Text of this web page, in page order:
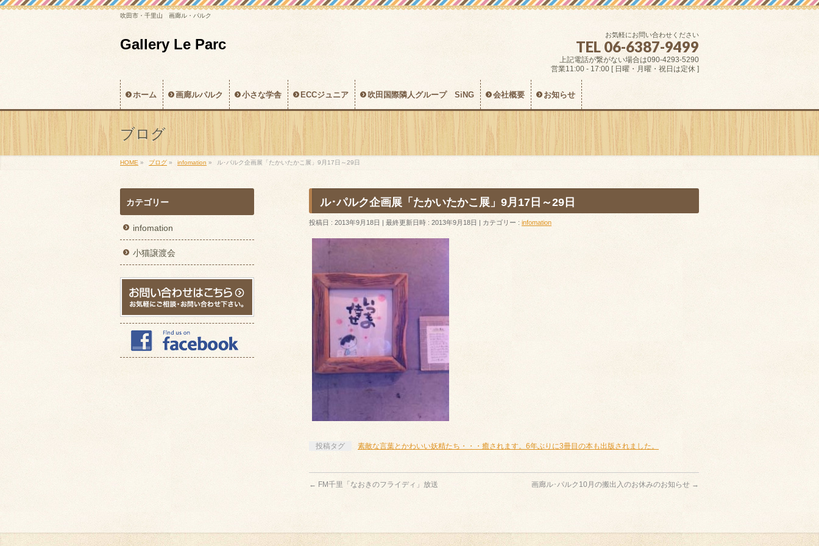
吹田市・千里山 画廊ル・パルク
Gallery Le Parc
お気軽にお問い合わせください
TEL 06-6387-9499
上記電話が繋がない場合は090-4293-5290
営業11:00 - 17:00 [ 日曜・月曜・祝日は定休 ]
ホーム 画廊ルパルク 小さな学舎 ECCジュニア 吹田国際隣人グループ SiNG 会社概要 お知らせ
ブログ
HOME » ブログ » infomation » ル･パルク企画展「たかいたかこ展」9月17日～29日
ル･パルク企画展「たかいたかこ展」9月17日～29日
投稿日 : 2013年9月18日 最終更新日時 : 2013年9月18日 カテゴリー : infomation
投稿タグ 素敵な言葉とかわいい妖精たち・・・癒されます。6年ぶりに3冊目の本も出版されました。
← FM千里「なおきのフライディ」放送 画廊ル･パルク10月の搬出入のお休みのお知らせ →
カテゴリー
infomation
小猫譲渡会